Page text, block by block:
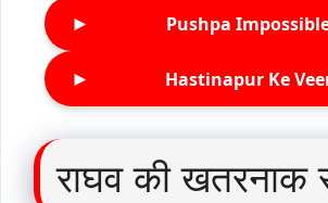
► Pushpa
► Hastinapur Ke
राघव की खतरनाक